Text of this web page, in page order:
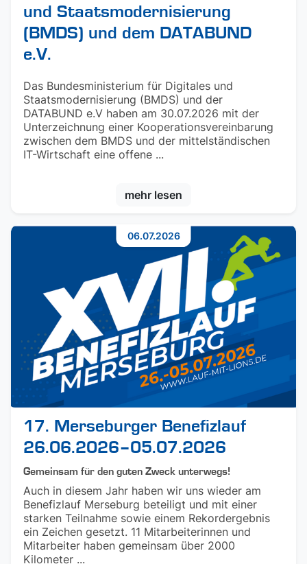
und Staatsmodernisierung
(BMDS) und dem DATABUND
e.V.
Das Bundesministerium für Digitales und
Staatsmodernisierung (BMDS) und der
DATABUND e.V haben am 30.07.2026 mit der
Unterzeichnung einer Kooperationsvereinbarung
zwischen dem BMDS und der mittelständischen
IT-Wirtschaft eine offene ...
mehr lesen
17. Merseburger Benefizlauf
26.06.2026–05.07.2026
Gemeinsam für den guten Zweck unterwegs!
Auch in diesem Jahr haben wir uns wieder am
Benefizlauf Merseburg beteiligt und mit einer
starken Teilnahme sowie einem Rekordergebnis
ein Zeichen gesetzt. 11 Mitarbeiterinnen und
Mitarbeiter haben gemeinsam über 2000
Kilometer ...
06.07.2026